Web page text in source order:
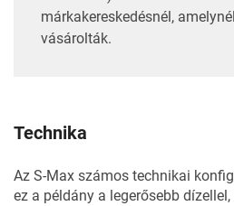
márkakereskedésnél,
vásárolták.
Technika
Az S-Max számos technikai
ez a példány a legerősebb